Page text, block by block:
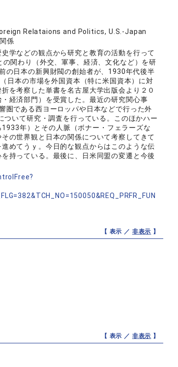
Relataions and Politics, U.S.-Japan
係
学などの観点から研究と教育の活動を行って
関わり（外交、軍事、経済、文化など）を研
の日本の新興財閥の創始者が、1930年代後半
日本の市場を外国資本（特に米国資本）に対
を考察した単書を名古屋大学出版会より２０
経済部門）を受賞した。最近の研究関心事
圏である西ヨーロッパや日本などで行った外
いて研究・調査を行っている。このほかハー
年）とその人脈（ボナー・フェラーズな
の世界観と日本の関係について考察してきて
めてうｙ。今日的な観点からはこのような伝
持っている。最後に、日米同盟の変遷と今後
【 表示 ／ 非表示 】
【 表示 ／ 非表示 】